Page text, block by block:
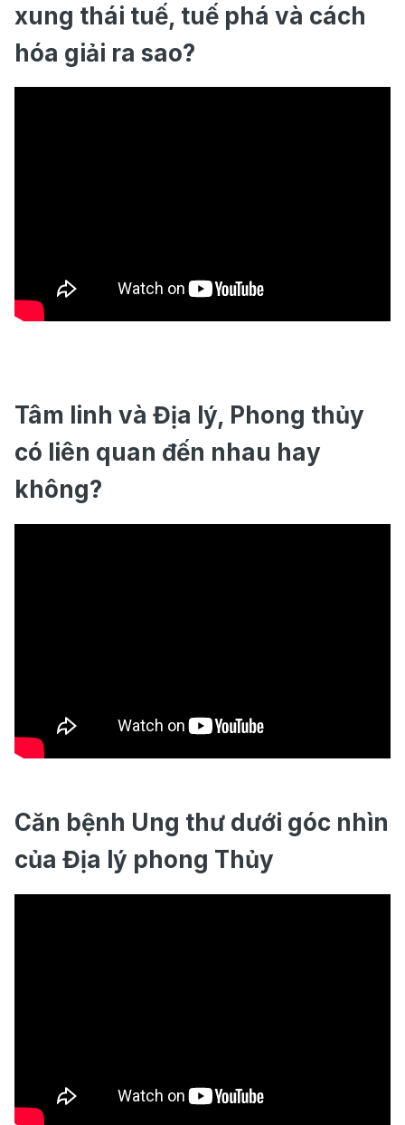
xung thái tuế, tuế phá và cách
hóa giải ra sao?
Tâm linh và Địa lý, Phong thủy
có liên quan đến nhau hay
không?
Căn bệnh Ung thư dưới góc nhìn
của Địa lý phong Thủy